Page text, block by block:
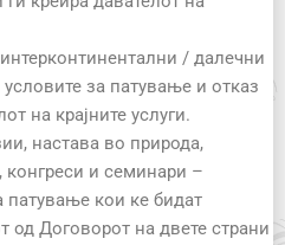
/ далечни
за патување и отказ
на крајните услуги.
настава во природа,
конгреси и семинари –
патување кои ке бидат
од Договорот на двете страни